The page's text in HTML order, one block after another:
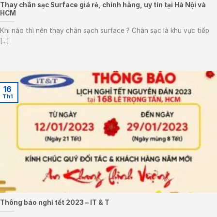
Thay chân sạc Surface giá rẻ, chính hãng, uy tín tại Hà Nội và
HCM
Khi nào thì nên thay chân sạch surface ? Chân sạc là khu vực tiếp
[...]
Thông báo nghỉ tết 2023 – IT & T
16
Th1